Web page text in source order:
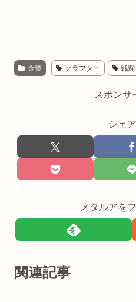
金策 クラフター 戦闘
スポンサ
シェ
メタルアを
関連記事